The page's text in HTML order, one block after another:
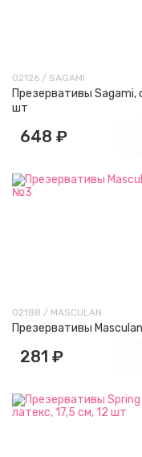
02126 / SAGAMI
Презервативы Sagami,
шт
648 ₽
02188 / MASCULAN
Презервативы
281 ₽